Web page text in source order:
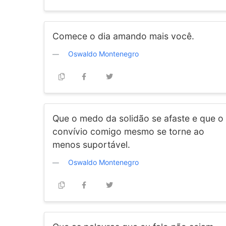
Comece o dia amando mais você.
Oswaldo Montenegro
Que o medo da solidão se afaste e que o
convívio comigo mesmo se torne ao
menos suportável.
Oswaldo Montenegro